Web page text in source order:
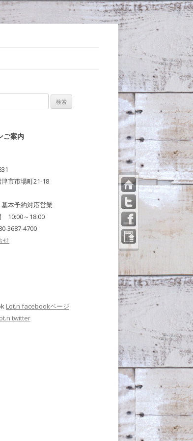
ご案内
市市場町21-18
本予約対応営業
10:00～18:00
3687-4700
せ
Lot.n facebookページ
twitter
トッ
プペ
ージ
ペー
ジの
先頭
へ